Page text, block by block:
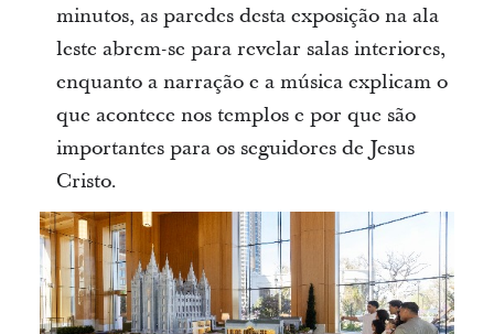
minutos, as paredes desta exposição na ala
leste abrem-se para revelar salas interiores,
enquanto a narração e a música explicam o
que acontece nos templos e por que são
importantes para os seguidores de Jesus
Cristo.